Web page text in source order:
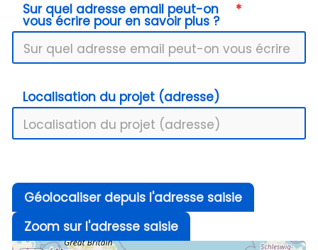
Sur quel adresse email peut-on
vous écrire pour en savoir plus ?
Localisation du projet (adresse)
Géolocaliser depuis l'adresse saisie
Zoom sur l'adresse saisie